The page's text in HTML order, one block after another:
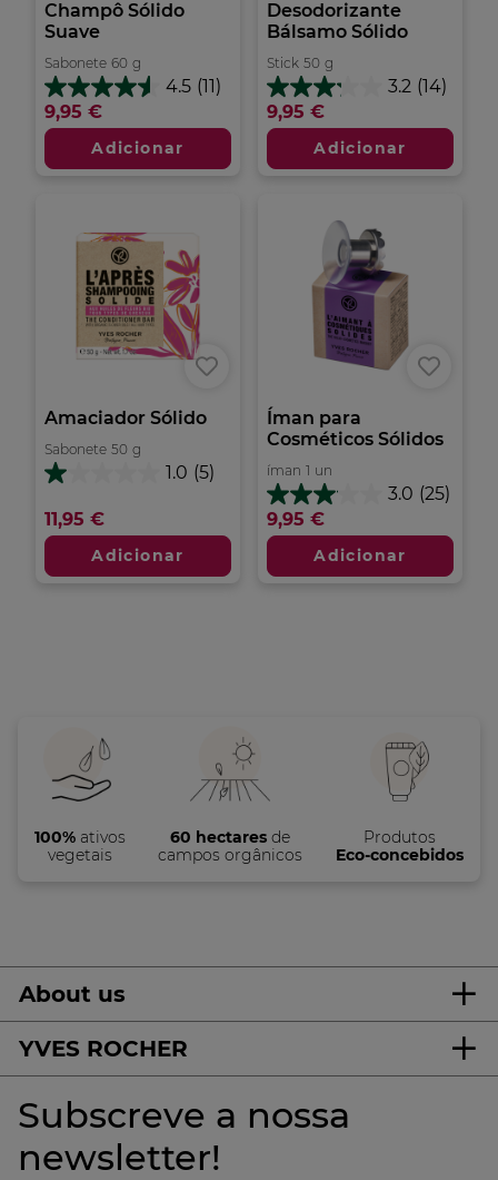
Champô Sólido
Suave
Sabonete 60 g
4.5 (11)
4.5
em
5
estrelas.
11
9,95 €
Adicionar
Desodorizante
Bálsamo Sólido
Stick 50 g
3.2 (14)
3.2
em
5
estrelas.
14
9,95 €
Adicionar
Amaciador Sólido
Sabonete 50 g
1.0 (5)
1.0
5
estrelas.
análises
11,95 €
Adicionar
Íman para
Cosméticos Sólidos
íman 1 un
3.0 (25)
3.0
em
5
estrelas.
25
9,95 €
Adicionar
100%ativos
vegetais
60 hectares de
campos orgânicos
Produtos
Eco-concebidos
About us
YVES ROCHER
Subscreve a nossa
newsletter!